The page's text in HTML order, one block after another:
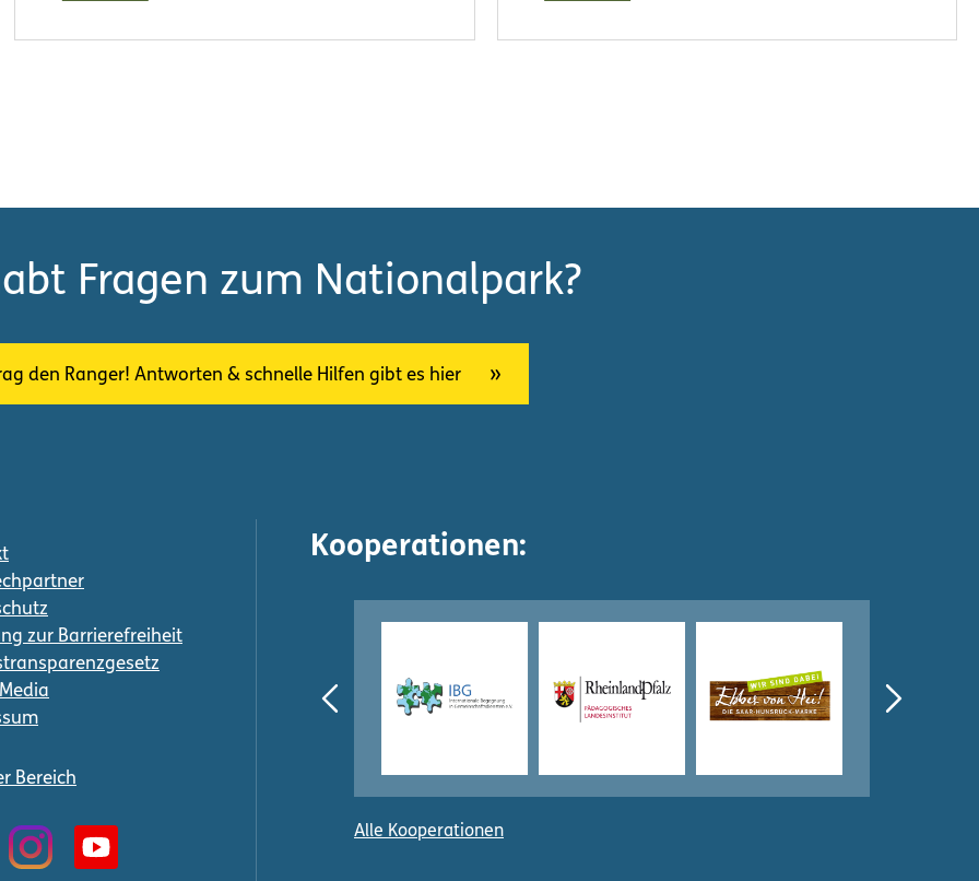
Fragen zum Nationalpark?
den Ranger! Antworten & schnelle Hilfen gibt es hier
zur Barrierefreiheit
Bereich
Kooperationen:
Alle Kooperationen